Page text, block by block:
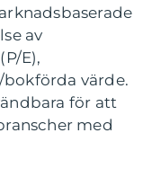
av
E),
värde.
för att
med